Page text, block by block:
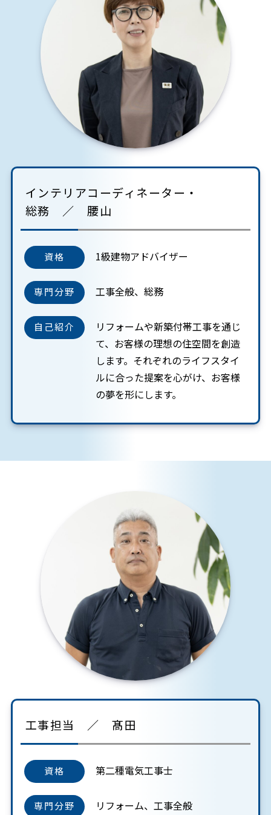
インテリアコーディネーター・
総務 ／ 腰山
資格 1級建物アドバイザー
専門分野 工事全般、総務
自己紹介
リフォームや新築付帯工事を通じ
て、お客様の理想の住空間を創造
します。それぞれのライフスタイ
ルに合った提案を心がけ、お客様
の夢を形にします。
工事担当 ／ 髙田
資格 第二種電気工事士
専門分野 リフォーム、工事全般